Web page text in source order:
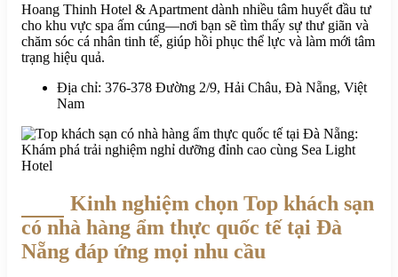
Hoang Thinh Hotel & Apartment dành nhiều tâm huyết đầu tư
cho khu vực spa ấm cúng—nơi bạn sẽ tìm thấy sự thư giãn và
chăm sóc cá nhân tinh tế, giúp hồi phục thể lực và làm mới tâm
trạng hiệu quả.
Địa chỉ: 376-378 Đường 2/9, Hải Châu, Đà Nẵng, Việt
Nam
Kinh nghiệm chọn Top khách sạn
có nhà hàng ẩm thực quốc tế tại Đà
Nẵng đáp ứng mọi nhu cầu